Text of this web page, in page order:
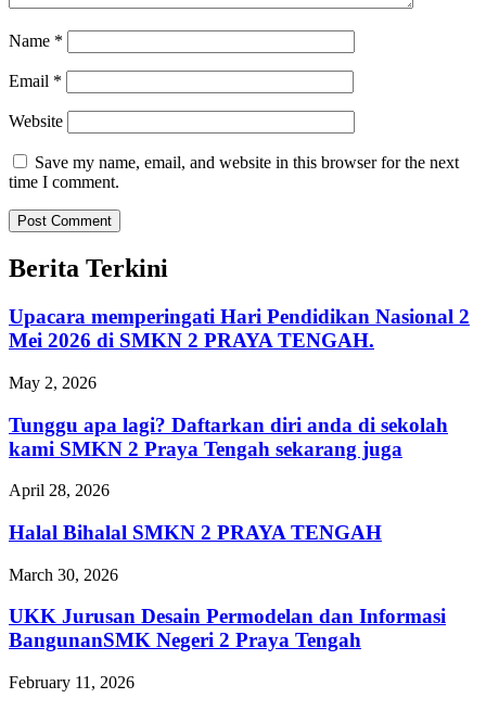
Name *
Email *
Website
Save my name, email, and website in this browser for the next
time I comment.
Berita Terkini
Upacara memperingati Hari Pendidikan Nasional 2
Mei 2026 di SMKN 2 PRAYA TENGAH.
May 2, 2026
Tunggu apa lagi? Daftarkan diri anda di sekolah
kami SMKN 2 Praya Tengah sekarang juga
April 28, 2026
Halal Bihalal SMKN 2 PRAYA TENGAH
March 30, 2026
UKK Jurusan Desain Permodelan dan Informasi
BangunanSMK Negeri 2 Praya Tengah
February 11, 2026